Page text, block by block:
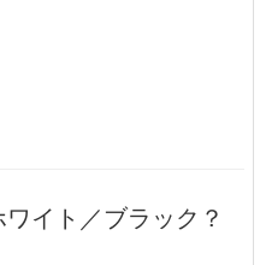
イト／ブラック？